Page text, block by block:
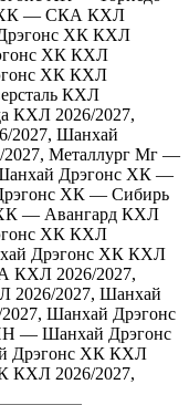
ХК — СКА КХЛ
ХК КХЛ
ХК КХЛ
ХК КХЛ
КХЛ
КХЛ 2026/2027,
2027, Шанхай
Металлург Мг —
Дрэгонс ХК —
ХК — Сибирь
— Авангард КХЛ
ХК КХЛ
Дрэгонс ХК КХЛ
КХЛ 2026/2027,
2026/2027, Шанхай
Шанхай Дрэгонс
— Шанхай Дрэгонс
Дрэгонс ХК КХЛ
КХЛ 2026/2027,